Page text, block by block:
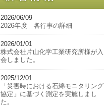
2026/06/09
2026年度 各行事の詳細
2026/01/01
株式会社片山化学工業研究所様が入
会しました。
2025/12/01
「災害時における石綿モニタリング
協定」に基づく測定を実施しまし
た。